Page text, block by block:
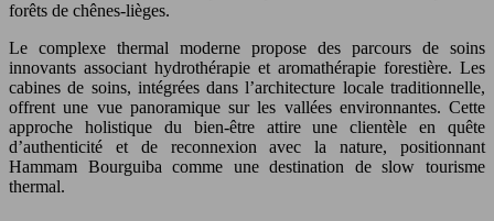
forêts de chênes-lièges.
Le complexe thermal moderne propose des parcours de soins
innovants associant hydrothérapie et aromathérapie forestière. Les
cabines de soins, intégrées dans l’architecture locale traditionnelle,
offrent une vue panoramique sur les vallées environnantes. Cette
approche holistique du bien-être attire une clientèle en quête
d’authenticité et de reconnexion avec la nature, positionnant
Hammam Bourguiba comme une destination de slow tourisme
thermal.